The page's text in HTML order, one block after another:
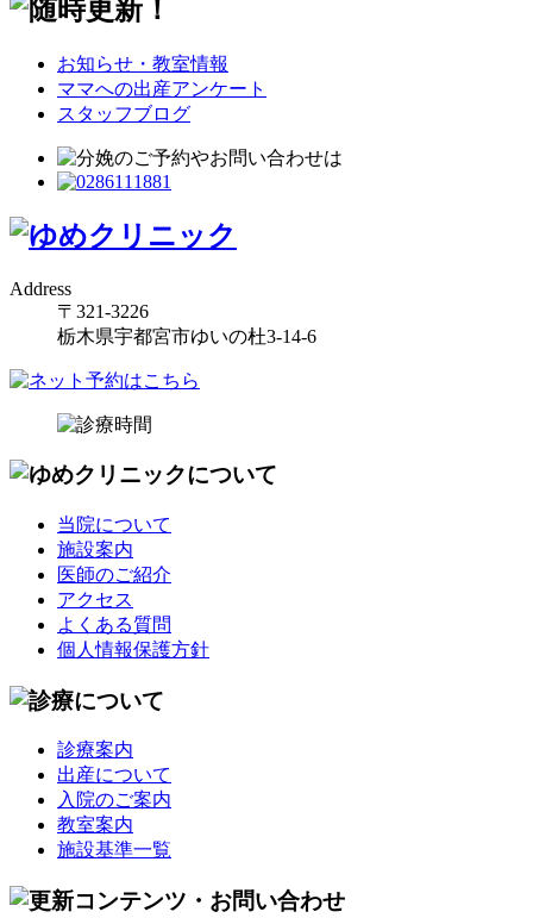
お知らせ・教室情報
ママへの出産アンケート
スタッフブログ
Address
〒321-3226
栃木県宇都宮市ゆいの杜3-14-6
当院について
施設案内
医師のご紹介
アクセス
よくある質問
個人情報保護方針
診療案内
出産について
入院のご案内
教室案内
施設基準一覧